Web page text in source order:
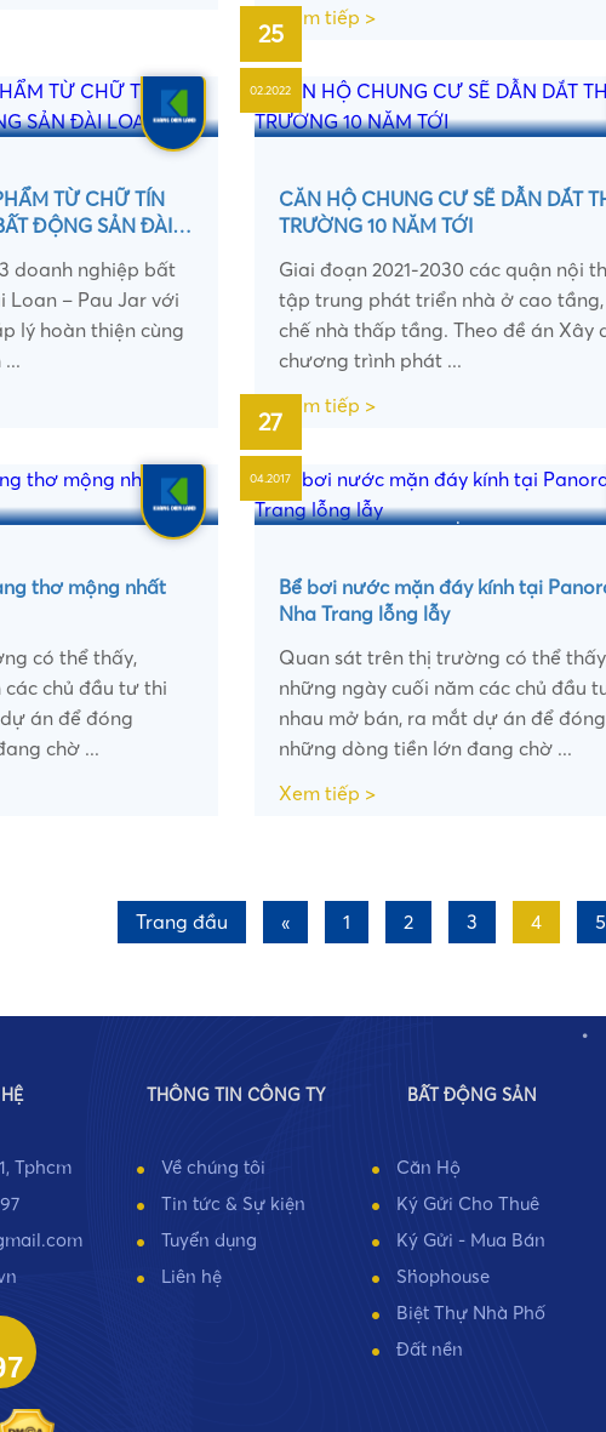
•
Xem tiếp >
TỪ CHỮ TÍN
ĐỘNG SẢN ĐÀI
doanh nghiệp bất
Loan – Pau Jar với
lý hoàn thiện cùng
25
02.2022
CĂN HỘ CHUNG CƯ SẼ DẪN DẮT
TRƯỜNG 10 NĂM TỚI
Giai đoạn 2021-2030 các quận nội
tập trung phát triển nhà ở cao
chế nhà thấp tầng. Theo đề án Xây
chương trình phát ...
Xem tiếp >
thơ mộng nhất
có thể thấy,
chủ đầu tư thi
án để đóng
chờ ...
27
04.2017
Bể bơi nước mặn đáy kính tại
Nha Trang lỗng lẫy
Quan sát trên thị trường có thể
những ngày cuối năm các chủ đầu
nhau mở bán, ra mắt dự án để đóng
những dòng tiền lớn đang chờ ...
Xem tiếp >
Trang đầu « 1 2 3 4 5
Tphcm
THÔNG TIN CÔNG TY
Về chúng tôi
Tin tức & Sự kiện
Tuyển dụng
Liên hệ
BẤT ĐỘNG SẢN
Căn Hộ
Ký Gửi Cho Thuê
Ký Gửi - Mua Bán
Shophouse
Biệt Thự Nhà Phố
Đất nền